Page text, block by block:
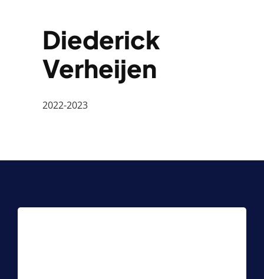
Diederick
Verheijen
2022-2023